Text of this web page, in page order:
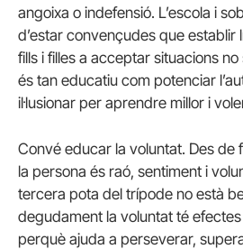
angoixa o indefensió. L’escola i
d’estar convençudes que establir
fills i filles a acceptar situacions
és tan educatiu com potenciar
il·lusionar per aprendre millor i
Convé educar la voluntat. Des de
la persona és raó, sentiment i
tercera pota del trípode no està
degudament la voluntat té
perquè ajuda a perseverar,